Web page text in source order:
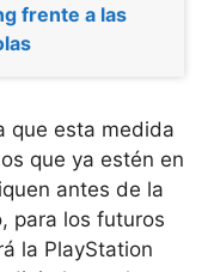
frente a las
que esta medida
que ya estén en
antes de la
para los futuros
la PlayStation